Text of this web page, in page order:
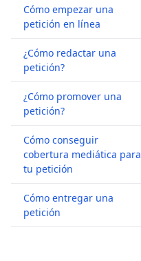
Cómo empezar una
petición en línea
¿Cómo redactar una
petición?
¿Cómo promover una
petición?
Cómo conseguir
cobertura mediática para
tu petición
Cómo entregar una
petición